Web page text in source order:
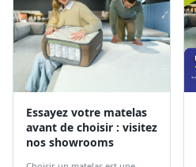
Essayez votre matelas
avant de choisir : visitez
nos showrooms